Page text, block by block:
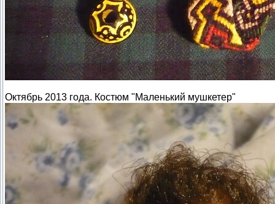
Октябрь 2013 года. Костюм "Маленький мушкетер"